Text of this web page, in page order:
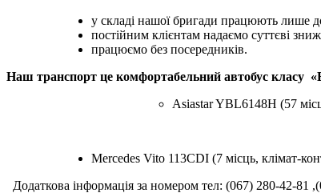
у складі нашої бригади працюють лише
постійним клієнтам надаємо суттєві
працюємо без посередників.
Наш транспорт це комфортабельний автобус класу
Asiastar YBL6148H (57
Mercedes Vito 113CDI (7 місць, клімат-
Додаткова інформація за номером тел: (067) 280-42-81